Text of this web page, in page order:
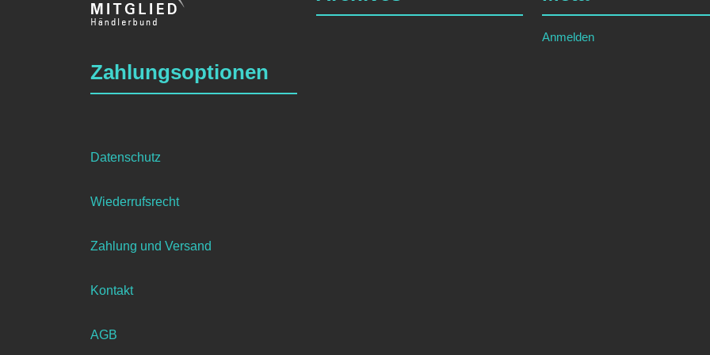
Zahlungsoptionen
Datenschutz
Wiederrufsrecht
Zahlung und Versand
Kontakt
AGB
Anmelden